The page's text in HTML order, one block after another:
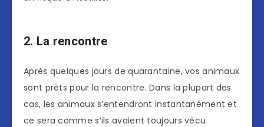
2. La rencontre
Après quelques jours de quarantaine, vos animaux
sont prêts pour la rencontre. Dans la plupart des
cas, les animaux s’entendront instantanément et
ce sera comme s’ils avaient toujours vécu